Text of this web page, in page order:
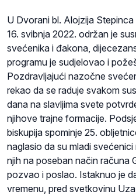
U Dvorani bl. Alojzija
16. svibnja 2022. održan je
svećenika i đakona,
programu je sudjelovao i
Pozdravljajući nazočne
rekao da se raduje svakom
dana na slavljima svete
njihove trajne formacije.
biskupija spominje 25.
naglasio da su mladi
njih na poseban način računa
pozvao i poslao. Istaknuo je
vremenu, pred svetkovinu